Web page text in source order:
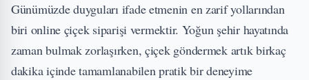
Günümüzde duyguları ifade etmenin en zarif yollarından
biri online çiçek siparişi vermektir. Yoğun şehir hayatında
zaman bulmak zorlaşırken, çiçek göndermek artık birkaç
dakika içinde tamamlanabilen pratik bir deneyime